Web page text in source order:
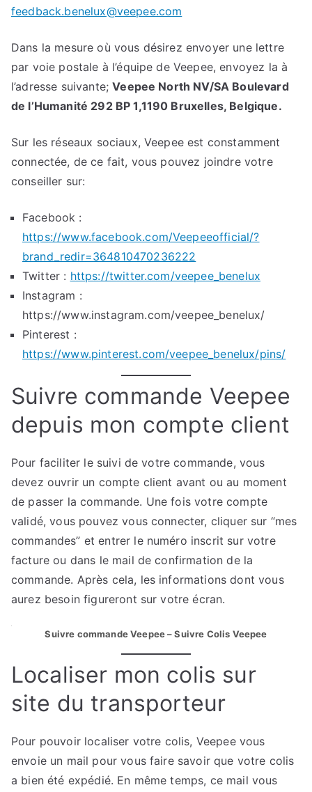
feedback.benelux@veepee.com
Dans la mesure où vous désirez envoyer une lettre
par voie postale à l’équipe de Veepee, envoyez la à
l’adresse suivante;Veepee North NV/SA Boulevard
de l’Humanité 292 BP 1,1190 Bruxelles, Belgique.
Sur les réseaux sociaux, Veepee est constamment
connectée, de ce fait, vous pouvez joindre votre
conseiller sur:
Facebook :
https://www.facebook.com/Veepeeofficial/?
brand_redir=364810470236222
Twitter : https://twitter.com/veepee_benelux
Instagram :
https://www.instagram.com/veepee_benelux/
Pinterest :
https://www.pinterest.com/veepee_benelux/pins/
Suivre commande Veepee
depuis mon compte client
Pour faciliter le suivi de votre commande, vous
devez ouvrir un compte client avant ou au moment
de passer la commande. Une fois votre compte
validé, vous pouvez vous connecter, cliquer sur “mes
commandes” et entrer le numéro inscrit sur votre
facture ou dans le mail de confirmation de la
commande. Après cela, les informations dont vous
aurez besoin figureront sur votre écran.
Suivre commande Veepee – Suivre Colis Veepee
Localiser mon colis sur
site du transporteur
Pour pouvoir localiser votre colis, Veepee vous
envoie un mail pour vous faire savoir que votre colis
a bien été expédié. En même temps, ce mail vous